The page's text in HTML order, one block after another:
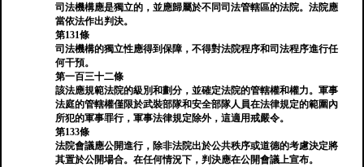
司法機構應是獨立的，並應歸屬於不同司法管轄區的法院。法院應
當依法作出判決。
第131條
司法機構的獨立性應得到保障，不得對法院程序和司法程序進行任
何干預。
第一百三十二條
該法應規範法院的級別和劃分，並確定法院的管轄權和權力。軍事
法庭的管轄權僅限於武裝部隊和安全部隊人員在法律規定的範圍內
所犯的軍事罪行，軍事法律規定除外，這適用戒嚴令。
第133條
法院會議應公開進行，除非法院出於公共秩序或道德的考慮決定將
其置於公開場合。在任何情況下，判決應在公開會議上宣布。